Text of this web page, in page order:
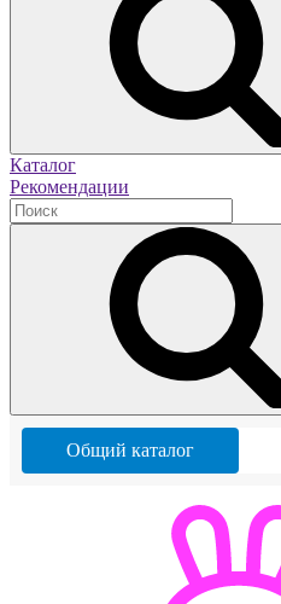
Каталог
Рекомендации
Общий каталог